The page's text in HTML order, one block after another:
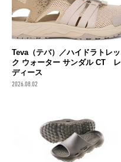
Teva（テバ）／ハイドラトレッ
ク ウォーター サンダル CT レ
ディース
2026.08.02